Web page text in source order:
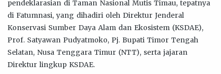
pendeklarasian di Taman Nasional Mutis Timau, tepatnya
di Fatumnasi, yang dihadiri oleh Direktur Jenderal
Konservasi Sumber Daya Alam dan Ekosistem (KSDAE),
Prof. Satyawan Pudyatmoko, Pj. Bupati Timor Tengah
Selatan, Nusa Tenggara Timur (NTT), serta jajaran
Direktur lingkup KSDAE.